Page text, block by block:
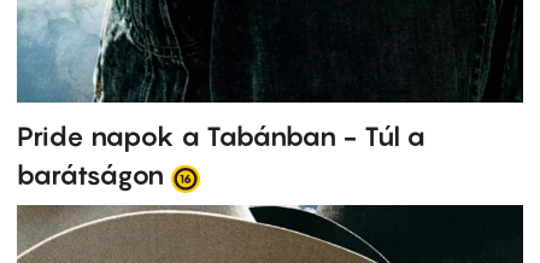
Pride napok a Tabánban - Túl a
barátságon